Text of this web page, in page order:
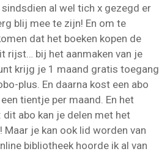
al wel tich x gezegd er
blij mee te zijn! En om te
dat het boeken kopen de
rijst… bij het aanmaken van je
krijg je 1 maand gratis toegang
plus. En daarna kost een abo
tientje per maand. En het
dit abo kan je delen met het
Maar je kan ook lid worden van
bibliotheek hoorde ik al van